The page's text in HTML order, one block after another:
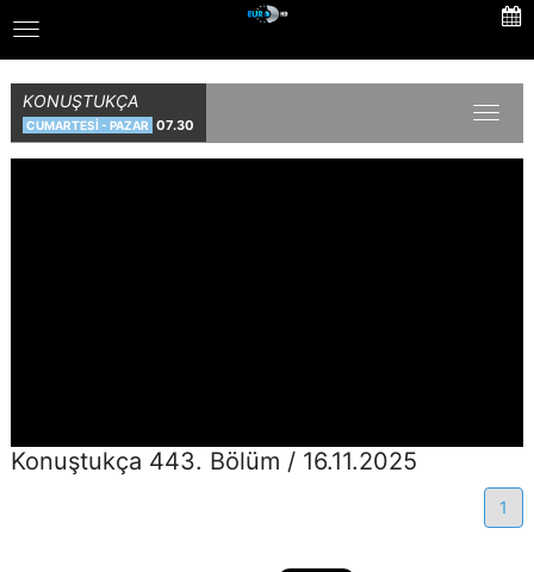
to
main
content
Toggle
navigation
KONUŞTUKÇA
CUMARTESİ - PAZAR 07.30
Konuştukça 443. Bölüm / 16.11.2025
1